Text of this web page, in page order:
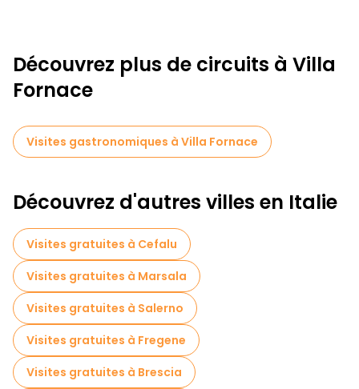
Découvrez plus de circuits à Villa
Fornace
Visites gastronomiques à Villa Fornace
Découvrez d'autres villes en Italie
Visites gratuites à Cefalu
Visites gratuites à Marsala
Visites gratuites à Salerno
Visites gratuites à Fregene
Visites gratuites à Brescia